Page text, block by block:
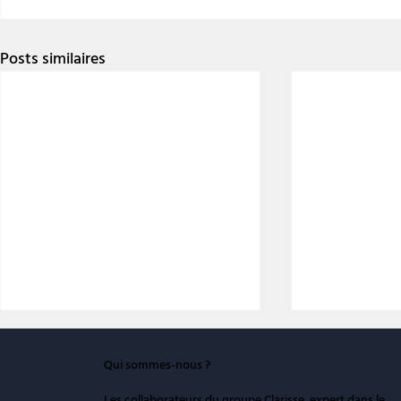
Posts similaires
Qui sommes-nous ?